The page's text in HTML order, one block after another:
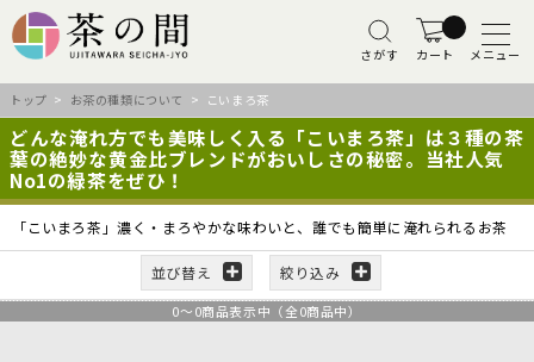
さがす カート メニュー
トップ > お茶の種類について > こいまろ茶
どんな淹れ方でも美味しく入る「こいまろ茶」は３種の茶
葉の絶妙な黄金比ブレンドがおいしさの秘密。当社人気
No1の緑茶をぜひ！
「こいまろ茶」濃く・まろやかな味わいと、誰でも簡単に淹れられるお茶
並び替え 絞り込み
0～0商品表示中（全0商品中）